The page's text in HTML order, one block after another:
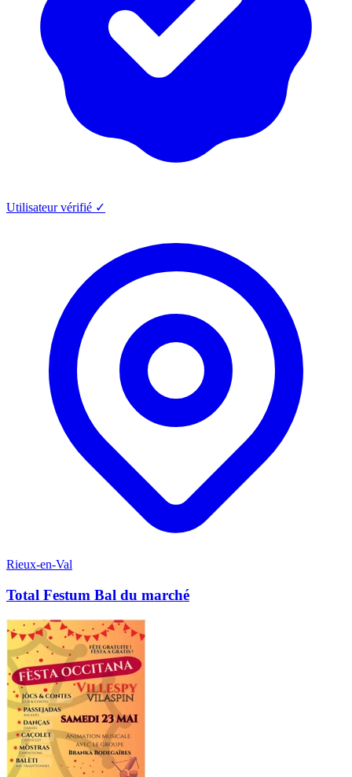
Utilisateur vérifié ✓
Rieux-en-Val
Total Festum Bal du marché